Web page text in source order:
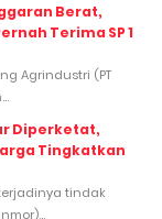
Berat,
Terima SP 1
Agrindustri (PT
Diperketat,
Tingkatkan
tindak